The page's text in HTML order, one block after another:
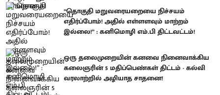
“தொகுதி மறுவரையறையை நிச்சயம்
எதிர்ப்போம்! அதில் எள்ளளவும் மாற்றம்
இல்லை!” : கனிமொழி எம்.பி திட்டவட்டம்!
ஒரு தலைமுறையின் கனவை நினைவாக்கிய
கலைஞரின் 5 மதிப்பெண்கள் திட்டம் - கல்வி
வரலாற்றில் அழியாத சாதனை!